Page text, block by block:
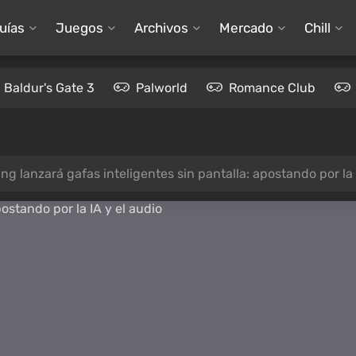
Juegos Archivos Mercado Chill
Baldur's Gate 3 Palworld Romance Club
lanzará gafas inteligentes sin pantalla: apostando por la